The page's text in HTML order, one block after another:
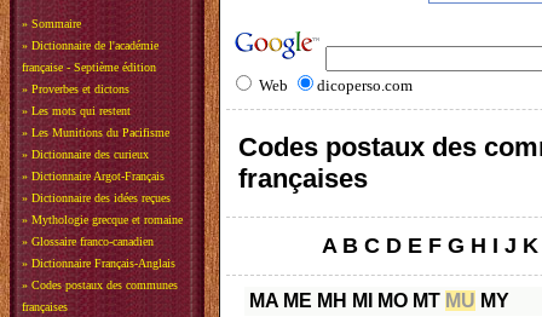
» Sommaire
» Dictionnaire de l'académie
française - Septième édition
» Proverbes et dictons
» Les mots qui restent
» Les Munitions du Pacifisme
» Dictionnaire des curieux
» Dictionnaire Argot-Français
» Dictionnaire des idées reçues
» Mythologie grecque et romaine
» Glossaire franco-canadien
» Dictionnaire Français-Anglais
» Codes postaux des communes
françaises
Web dicoperso.com
Codes postaux des
françaises
A B C D E F G H I J K
MA ME MH MI MO MT MU MY